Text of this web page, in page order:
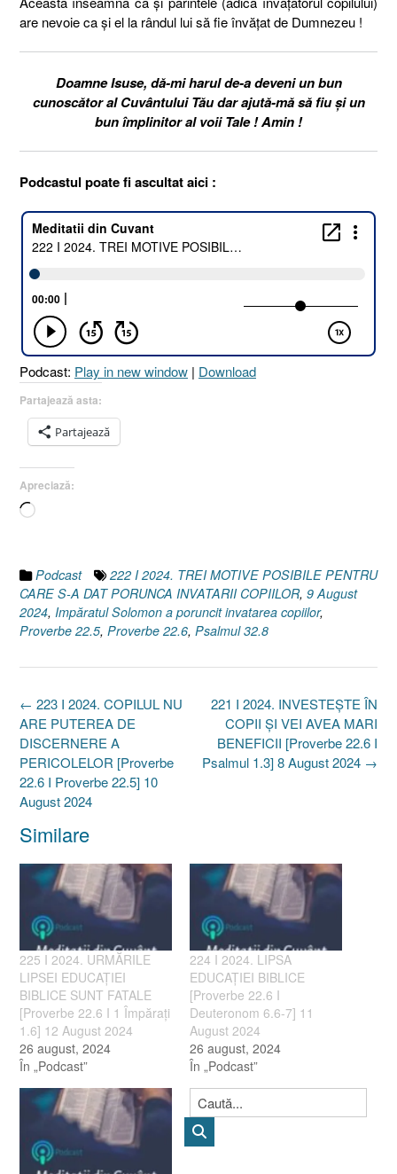
are nevoie ca și el la rândul lui să fie învățat de Dumnezeu !
Doamne Isuse, dă-mi harul de-a deveni un bun
cunoscător al Cuvântului Tău dar ajută-mă să fiu și un
bun împlinitor al voii Tale ! Amin !
Podcastul poate fi ascultat aici :
Podcast: Play in new window | Download
Partajează asta:
Partajează
Apreciază:
Încarc...
Podcast
222 I 2024. TREI MOTIVE POSIBILE PENTRU
CARE S-A DAT PORUNCA INVATARII COPIILOR, 9 August
2024, Impăratul Solomon a poruncit invatarea copiilor,
Proverbe 22.5, Proverbe 22.6, Psalmul 32.8
Post
navigation
221 I 2024. INVESTEȘTE ÎN
COPII ȘI VEI AVEA MARI
BENEFICII [Proverbe 22.6 I
Psalmul 1.3] 8 August 2024 →
← 223 I 2024. COPILUL NU
ARE PUTEREA DE
DISCERNERE A
PERICOLELOR [Proverbe
22.6 I Proverbe 22.5] 10
August 2024
Similare
225 I 2024. URMĂRILE
LIPSEI EDUCAȚIEI
BIBLICE SUNT FATALE
[Proverbe 22.6 I 1 Împărați
1.6] 12 August 2024
26 august, 2024
În „Podcast”
224 I 2024. LIPSA
EDUCAȚIEI BIBLICE
[Proverbe 22.6 I
Deuteronom 6.6-7] 11
August 2024
26 august, 2024
În „Podcast”